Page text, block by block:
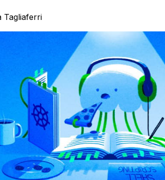
Tagliaferri